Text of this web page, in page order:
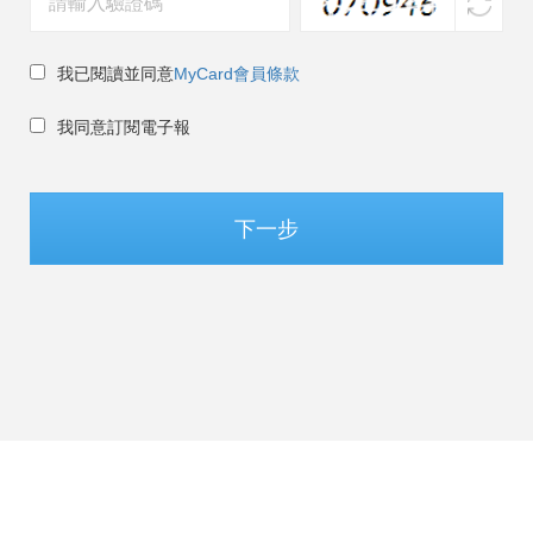
我已閱讀並同意MyCard會員條款
我同意訂閱電子報
下一步